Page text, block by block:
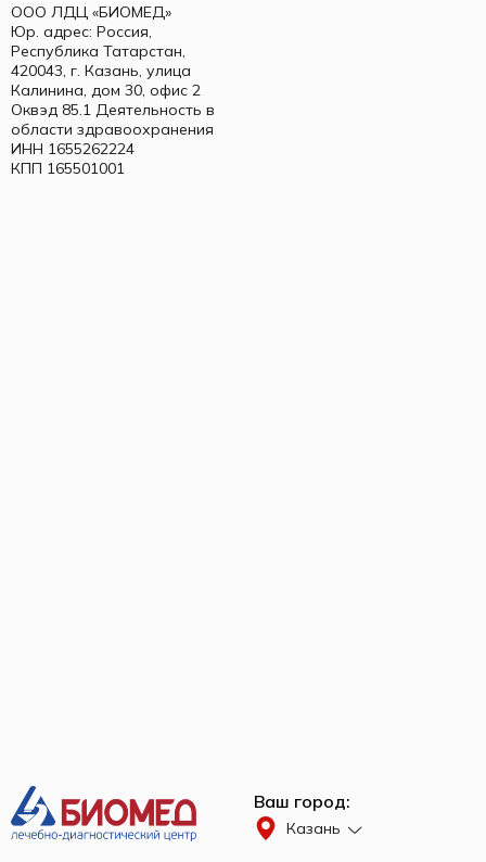
ООО ЛДЦ «БИОМЕД»
Юр. адрес: Россия,
Республика Татарстан,
420043, г. Казань, улица
Калинина, дом 30, офис 2
Оквэд 85.1 Деятельность в
области здравоохранения
ИНН 1655262224
КПП 165501001
Ваш город:
Казань